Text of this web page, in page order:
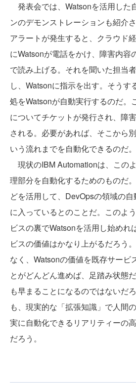
発表会では、Watsonを活用した
ンのデモンストレーションも紹介
アラートが発生すると、クラウド
にWatsonが電話をかけ、障害内容
で読み上げる。それを聞いた担当
し、Watsonに指示を出す。そうす
処をWatsonが自動実行するのだ。
についてチケットが発行され、障
される。必要があれば、そこから
いう流れまでを自動化できるのだ。
現状のIBM Automationは、この
理部分を自動化するためのものだ
どを活用して、DevOpsの領域の
に入っているとのことだ。このよ
ビスの裏でWatsonを活用し始めれ
ビスの価値はかなり上がるだろう
なく、Watsonの価値を既存サービ
とがどんどん進めば、足踏み状態
も早まることになるのではないだ
も、現実的な「拡張知識」で人間
実に自動化できるリアリティーの
だろう。